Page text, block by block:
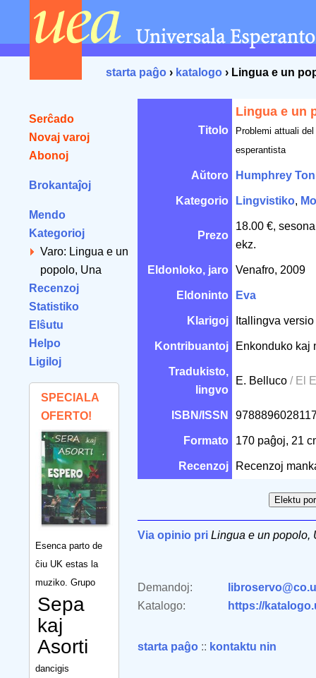
starta paĝo › katalogo › Lingua e un
Serĉado
Novaj varoj
Abonoj
Brokantaĵoj
Mendo
Kategorioj
Varo: Lingua e un
popolo, Una
Recenzoj
Statistiko
Elŝutu
Helpo
Ligiloj
SPECIALA
OFERTO!
Esenca parto de
ĉiu UK estas la
muziko. Grupo
Sepa
kaj
Asorti
dancigis
Titolo
Lingua e un
Problemi attuali
esperantista
Aŭtoro Humphrey
Kategorio Lingvistiko,
Prezo
18.00 €,
ekz.
Eldonloko, jaro Venafro, 2009
Eldoninto Eva
Klarigoj Itallingva
Kontribuantoj Enkonduko kaj
Tradukisto,
lingvo
E. Belluco / El
ISBN/ISSN
Formato 170 paĝoj, 21
Recenzoj Recenzoj
Via opinio pri Lingua e un popolo,
Demandoj:
Katalogo:
https://
starta paĝo :: kontaktu nin